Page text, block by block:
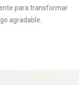
para transformar
agradable.